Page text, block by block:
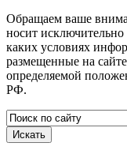
Обращаем ваше
носит
каких условиях
размещенные на
определяемой
РФ.